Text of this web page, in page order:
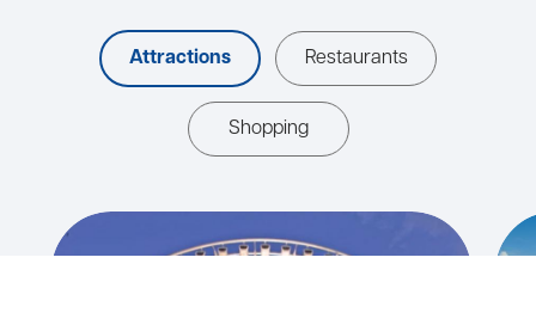
Attractions Restaurants
Shopping